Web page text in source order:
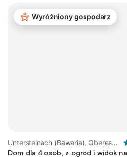
Wyróżniony gospodarz
Untersteinach (Bawaria), Oberes
Maintal - Coburger Land
Dom dla 4 osób, z ogród i widok na